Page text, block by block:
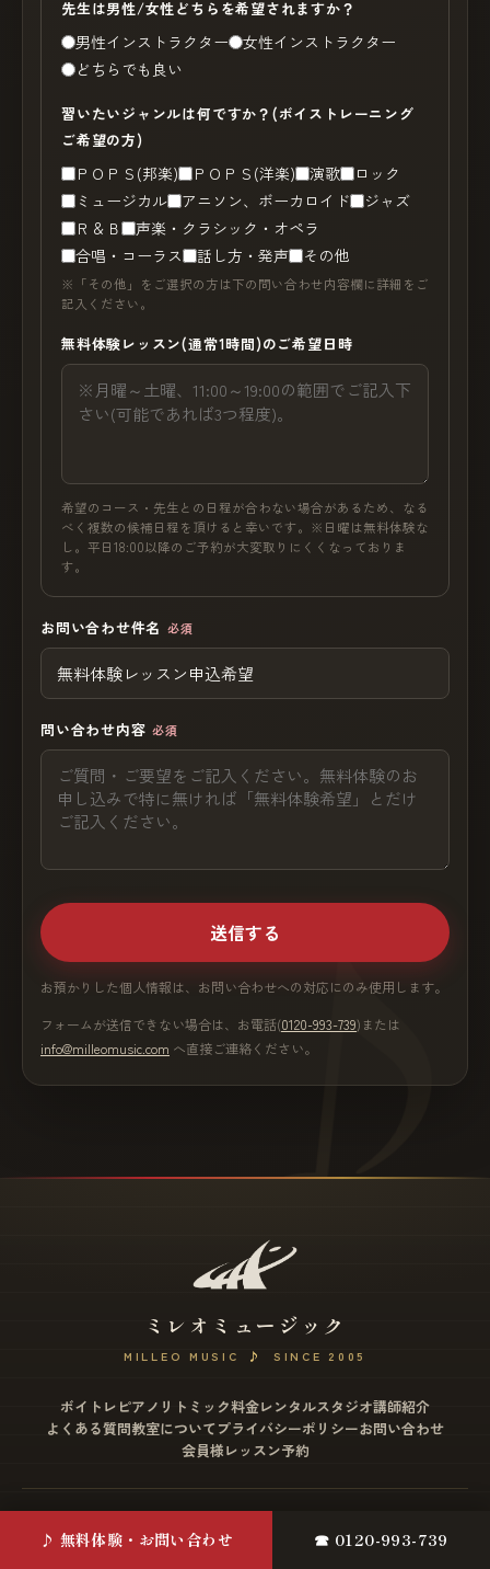
先生は男性/女性どちらを希望されますか？
男性インストラクター
女性インストラクター
どちらでも良い
習いたいジャンルは何ですか？(ボイストレーニング
ご希望の方)
ＰＯＰＳ(邦楽) ＰＯＰＳ(洋楽) 演歌
ロック
ミュージカル
アニソン、ボーカロイド
ジャズ
Ｒ＆Ｂ
声楽・クラシック・オペラ
合唱・コーラス
話し方・発声 その他
※「その他」をご選択の方は下の問い合わせ内容欄に詳細をご
記入ください。
無料体験レッスン(通常1時間)のご希望日時
希望のコース・先生との日程が合わない場合があるため、なる
べく複数の候補日程を頂けると幸いです。※日曜は無料体験な
し。平日18:00以降のご予約が大変取りにくくなっておりま
す。
お問い合わせ件名 必須
問い合わせ内容 必須
送信する
お預かりした個人情報は、お問い合わせへの対応にのみ使用します。
フォームが送信できない場合は、お電話(0120-993-739)または
info@milleomusic.com へ直接ご連絡ください。
ミレオミュージック
MILLEO MUSIC ♪ SINCE 2005
ボイトレ ピアノ リトミック料金レンタルスタジオ講師紹介
よくある質問教室について プライバシーポリシーお問い合わせ
会員様レッスン予約
〒271-0077 千葉県松戸市根本2-12 ミヤザワビル4F
♪ 無料体験・お問い合わせ ☎ 0120-993-739